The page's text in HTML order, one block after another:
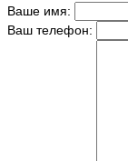
Ваше имя:
Ваш телефон: